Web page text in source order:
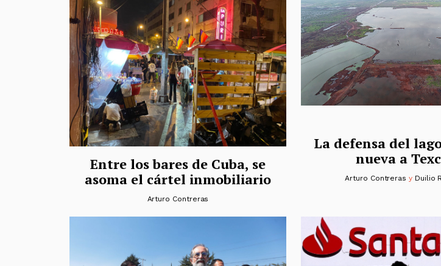
Entre los bares de Cuba, se
asoma el cártel inmobiliario
Arturo Contreras
La defensa del
nueva a
Arturo Contreras y Duilio